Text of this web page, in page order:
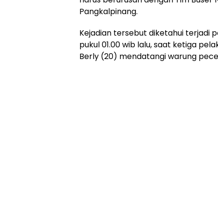
Pangkalpinang.
Kejadian tersebut diketahui terjadi
pukul 01.00 wib lalu, saat ketiga
Berly (20) mendatangi warung